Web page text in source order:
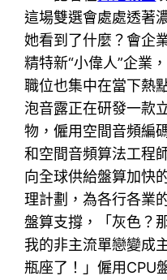
這場雙選會處處透著
她看到了什麼？會企
精特新“小偉人”企業
職位也集中在當下熱
泡音露正在研發一款
物，僱用空間音頻編
和空間音頻算法工程
向全球供給盤算加快
理計劃，為各行各業
盤算支撐，「灰色？
我的非主流單戀變成
瓶座了！」僱用CPU